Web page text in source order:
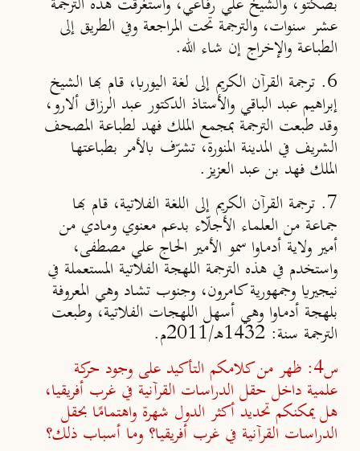
عشر سنوات، والترجمة تحت المراجعة وفي الطريق إلى
الطباعة والإخراج إن شاء الله.
6. ترجمة القرآن الكريم إلى لغة اليوربا، قام بها الشيخ
إبراهيم عبد الباقي والأستاذ الدكتور عبد الرزاق ألارو،
وقد طبعت الترجمة بمجمع الملك فهد لطباعة المصحف
الشريف في المدينة المنورة، تشرّف بالأمر بطباعتها
الملك فهد بن عبد العزيز.
7. ترجمة القرآن الكريم إلى اللغة الفلاتية، قام بها
جماعة من العلماء الأجلّاء بدعم معنوي ومادي من
أمير ولاية أدماوا سمو الأمير الحاج علي مصطفى،
واستخدم في هذه الترجمة اللهجة الفلاتية المستعملة في
نيجيريا وجمهورية كامرون، وجنوب تشاد وهي المعروفة
بلهجة أدماوا وهي أسهل اللهجات الفلاتية، وطبعت
الترجمة سنة: 1432هـ/2011م.
س4: ظهر من كلامكم التأكيد على وجود حركة
علمية داخل حقل الدراسات القرآنية في غرب أفريقيا،
هل يمكنكم تحديد أكثر الدول شهرة واهتمامًا بحقل
الدراسات القرآنية في غرب أفريقيا؟ وما أسباب ذلك؟